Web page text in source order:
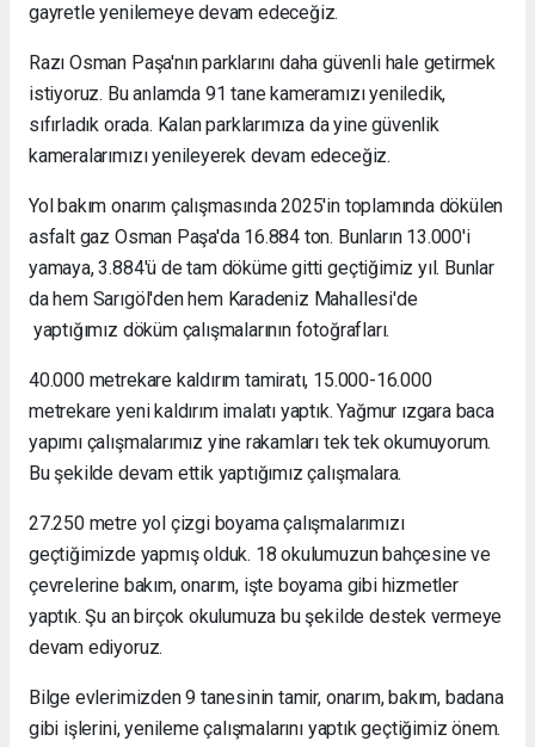
gayretle yenilemeye devam edeceğiz.
Razı Osman Paşa'nın parklarını daha güvenli hale getirmek
istiyoruz. Bu anlamda 91 tane kameramızı yeniledik,
sıfırladık orada. Kalan parklarımıza da yine güvenlik
kameralarımızı yenileyerek devam edeceğiz.
Yol bakım onarım çalışmasında 2025'in toplamında dökülen
asfalt gaz Osman Paşa'da 16.884 ton. Bunların 13.000'i
yamaya, 3.884'ü de tam döküme gitti geçtiğimiz yıl. Bunlar
da hem Sarıgöl'den hem Karadeniz Mahallesi'de
yaptığımız döküm çalışmalarının fotoğrafları.
40.000 metrekare kaldırım tamiratı, 15.000-16.000
metrekare yeni kaldırım imalatı yaptık. Yağmur ızgara baca
yapımı çalışmalarımız yine rakamları tek tek okumuyorum.
Bu şekilde devam ettik yaptığımız çalışmalara.
27.250 metre yol çizgi boyama çalışmalarımızı
geçtiğimizde yapmış olduk. 18 okulumuzun bahçesine ve
çevrelerine bakım, onarım, işte boyama gibi hizmetler
yaptık. Şu an birçok okulumuza bu şekilde destek vermeye
devam ediyoruz.
Bilge evlerimizden 9 tanesinin tamir, onarım, bakım, badana
gibi işlerini, yenileme çalışmalarını yaptık geçtiğimiz önem.